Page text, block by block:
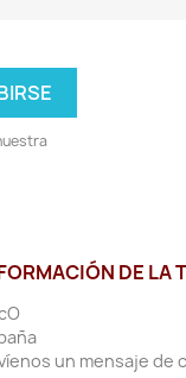
DE LA
un mensaje de